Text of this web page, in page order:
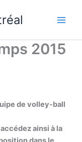
2015
de volley-ball
ainsi à la